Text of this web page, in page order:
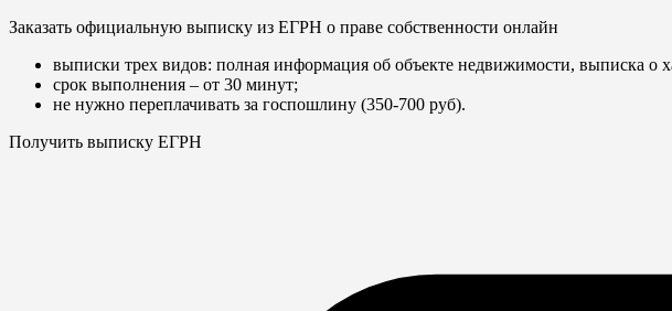
Заказать официальную выписку из ЕГРН о праве собственности онлайн
выписки трех видов: полная информация об объекте недвижимости, выписка о
срок выполнения – от 30 минут;
не нужно переплачивать за госпошлину (350-700 руб).
Получить выписку ЕГРН